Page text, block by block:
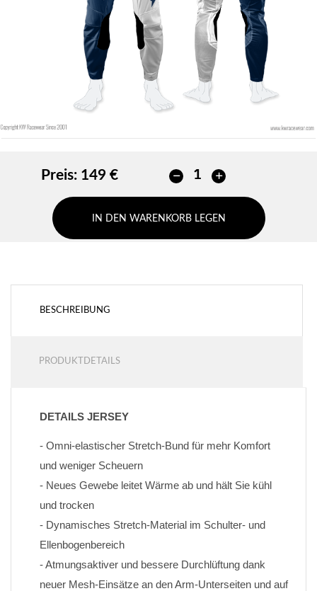
HINZUFÜGEN
Preis: 149 €
IN DEN WARENKORB LEGEN
BESCHREIBUNG
PRODUKTDETAILS
DETAILS JERSEY
- Omni-elastischer Stretch-Bund für mehr Komfort
und weniger Scheuern
- Neues Gewebe leitet Wärme ab und hält Sie kühl
und trocken
- Dynamisches Stretch-Material im Schulter- und
Ellenbogenbereich
- Atmungsaktiver und bessere Durchlüftung dank
neuer Mesh-Einsätze an den Arm-Unterseiten und auf